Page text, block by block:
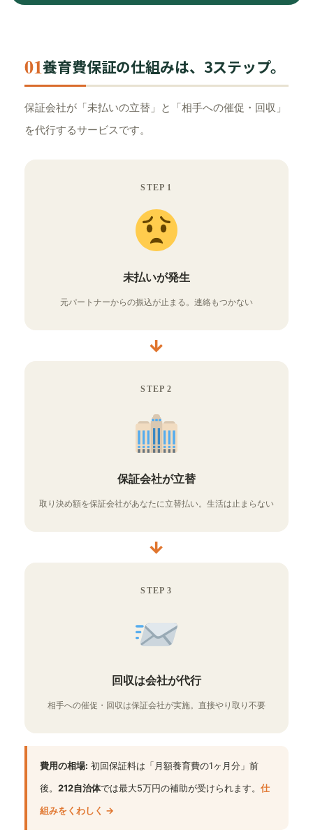
01養育費保証の仕組みは、3ステップ。
保証会社が「未払いの立替」と「相手への催促・回収」
を代行するサービスです。
STEP 1
未払いが発生
元パートナーからの振込が止まる。連絡もつかない
→
STEP 2
保証会社が立替
取り決め額を保証会社があなたに立替払い。生活は止まらない
→
STEP 3
回収は会社が代行
相手への催促・回収は保証会社が実施。直接やり取り不要
費用の相場: 初回保証料は「月額養育費の1ヶ月分」前
後。 212自治体では最大5万円の補助が受けられます。 仕
組みをくわしく →